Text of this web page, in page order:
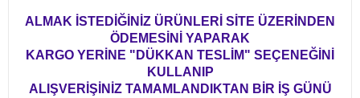
ALMAK İSTEDİĞİNİZ ÜRÜNLERİ SİTE ÜZERİNDEN
ÖDEMESİNİ YAPARAK
KARGO YERİNE "DÜKKAN TESLİM" SEÇENEĞİNİ
KULLANIP
ALIŞVERİŞİNİZ TAMAMLANDIKTAN BİR İŞ GÜNÜ